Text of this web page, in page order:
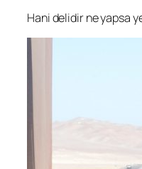
Hani delidir ne yapsa